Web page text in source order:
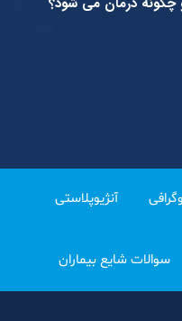
آنژیوپلاستی
سوالات شایع بیماران